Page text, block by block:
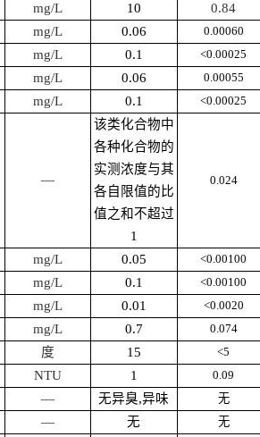
mg/L 10
0.84
mg/L 0.06 0.00060
mg/L 0.1 <0.00025
mg/L 0.06 0.00055
mg/L 0.1 <0.00025
—
该类化合物中
各种化合物的
实测浓度与其
各自限值的比
值之和不超过
1
0.024
mg/L 0.05 <0.00100
mg/L 0.1 <0.00100
mg/L 0.01 <0.0020
mg/L 0.7 0.074
度 15 <5
NTU 1 0.09
— 无异臭,异味 无
— 无 无